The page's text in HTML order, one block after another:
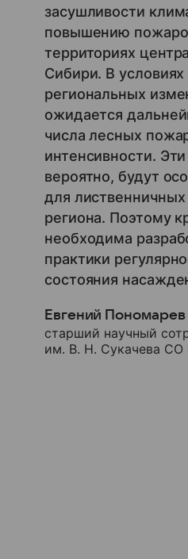
засушливости
повышению
территориях
Сибири. В
региональных
ожидается
числа лесных
интенсивности.
вероятно, будут
для лиственничных
региона. Поэтому
необходима
практики
состояния
Евгений Пономарев
старший научный
им. В. Н. Сукачева СО